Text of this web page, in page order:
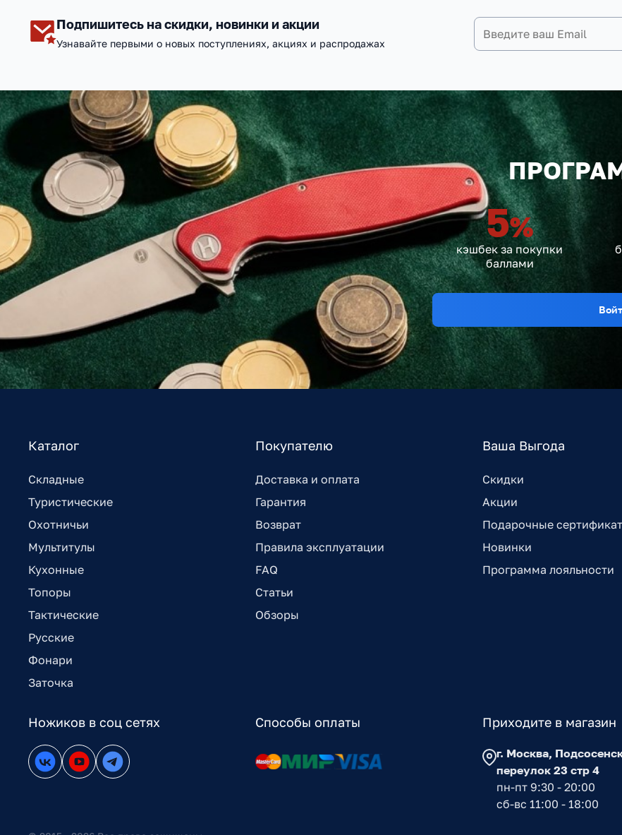
Подпишитесь на скидки, новинки и акции
Узнавайте первыми о новых поступлениях, акциях и распродажах
5%
кэшбек за покупки
баллами
Каталог
Складные
Туристические
Охотничьи
Мультитулы
Кухонные
Топоры
Тактические
Русские
Фонари
Заточка
Покупателю
Доставка и оплата
Гарантия
Возврат
Правила эксплуатации
FAQ
Статьи
Обзоры
Ваша Выгода
Скидки
Акции
Подарочные
Новинки
Программа лояльности
Ножиков в соц сетях Способы оплаты Приходите в магазин
г. Москва,
переулок 23 стр 4
пн-пт 9:30 - 20:00
сб-вс 11:00 - 18:00